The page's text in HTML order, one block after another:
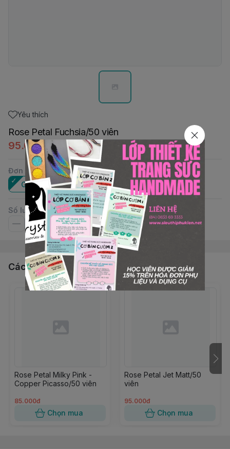
Yêu thích
Rose Petal Fuchsia/50 viên
95.000đ
Đơn vị:
Gói
Số lượng
Các sản phẩm, dịch vụ khác
Rose Petal Milky Pink -
Copper Picasso/50 viên
85.000đ
Chọn mua
Rose Petal Jet Matt/50
viên
95.000đ
Chọn mua